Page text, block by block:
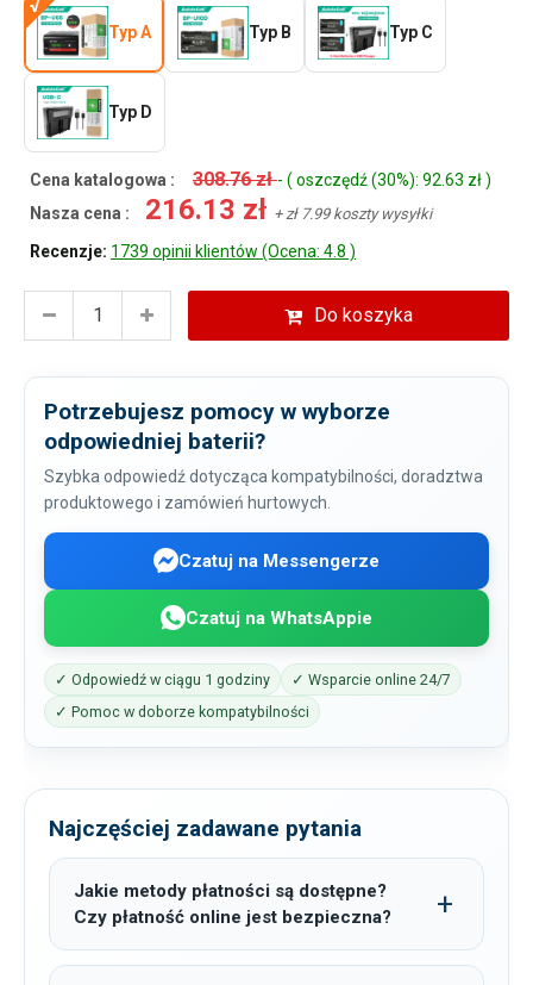
Typ A Typ B Typ C
Typ D
Cena katalogowa : 308.76 zł- ( oszczędź (30%): 92.63 zł )
Nasza cena :
216.13 zł + zł 7.99 koszty wysyłki
Recenzje: 1739 opinii klientów (Ocena: 4.8 )
Do koszyka
Potrzebujesz pomocy w wyborze
odpowiedniej baterii?
Szybka odpowiedź dotycząca kompatybilności, doradztwa
produktowego i zamówień hurtowych.
Czatuj na Messengerze
Czatuj na WhatsAppie
✓ Odpowiedź w ciągu 1 godziny
✓ Wsparcie online 24/7
✓ Pomoc w doborze kompatybilności
Najczęściej zadawane pytania
Jakie metody płatności są dostępne?
Czy płatność online jest bezpieczna?